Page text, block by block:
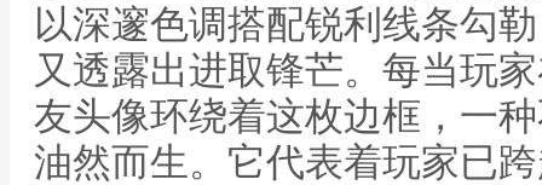
以深邃色调搭配锐利线条勾
又透露出进取锋芒。每当玩
友头像环绕着这枚边框，一
油然而生。它代表着玩家已